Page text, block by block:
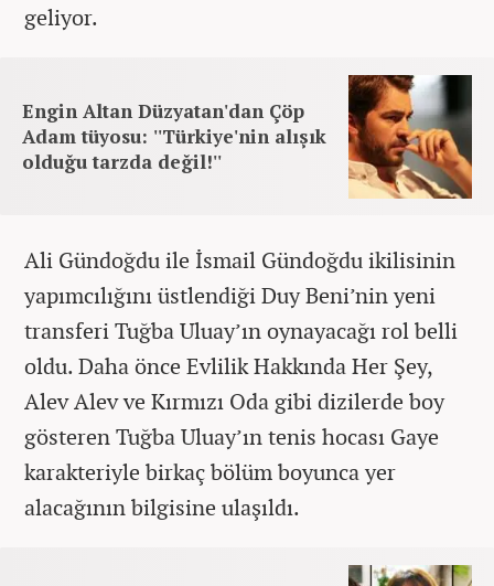
geliyor.
Engin Altan Düzyatan'dan Çöp
Adam tüyosu: ''Türkiye'nin alışık
olduğu tarzda değil!''
Ali Gündoğdu ile İsmail Gündoğdu ikilisinin
yapımcılığını üstlendiği Duy Beni’nin yeni
transferi Tuğba Uluay’ın oynayacağı rol belli
oldu. Daha önce Evlilik Hakkında Her Şey,
Alev Alev ve Kırmızı Oda gibi dizilerde boy
gösteren Tuğba Uluay’ın tenis hocası Gaye
karakteriyle birkaç bölüm boyunca yer
alacağının bilgisine ulaşıldı.